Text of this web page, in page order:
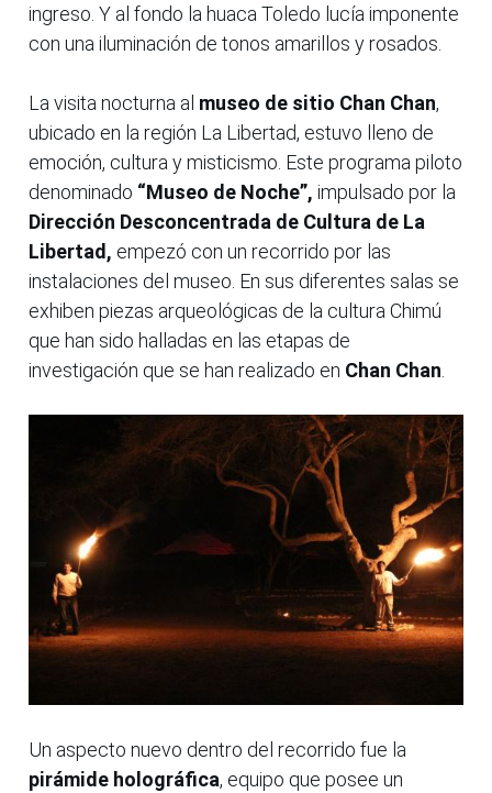
ingreso. Y al fondo la huaca Toledo lucía imponente
con una iluminación de tonos amarillos y rosados.
La visita nocturna al museo de sitio Chan Chan,
ubicado en la región La Libertad, estuvo lleno de
emoción, cultura y misticismo. Este programa piloto
denominado “Museo de Noche”, impulsado por la
Dirección Desconcentrada de Cultura de La
Libertad, empezó con un recorrido por las
instalaciones del museo. En sus diferentes salas se
exhiben piezas arqueológicas de la cultura Chimú
que han sido halladas en las etapas de
investigación que se han realizado en Chan Chan
Un aspecto nuevo dentro del recorrido fue la
pirámide holográfica, equipo que posee un